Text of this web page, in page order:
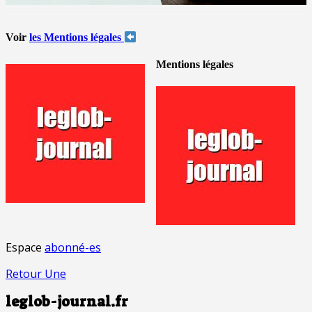
Voir les Mentions légales
Mentions légales
Espace abonné-es
Retour Une
leglob-journal.fr